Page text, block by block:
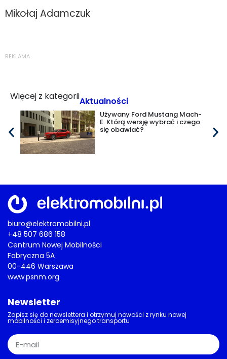
Mikołaj Adamczuk
REKLAMA
Więcej z kategoriiAktualności
Używany Ford Mustang Mach-
E. Którą wersję wybrać i czego
się obawiać?
biuro@elektromobilni.pl
+48 507 686 158
Centrum Nowej Mobilności
Fabryczna 5A
00-446 Warszawa
www.psnm.org
Newsletter
Zapisz się do newslettera i otrzymuj nowości z rynku nowej
mobilności i zeroemisyjnego transportu